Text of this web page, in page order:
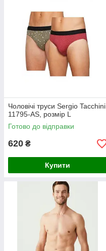
Чоловічі труси Sergio Tacchini
11795-AS, розмір L
Готово до відправки
620 ₴
Купити